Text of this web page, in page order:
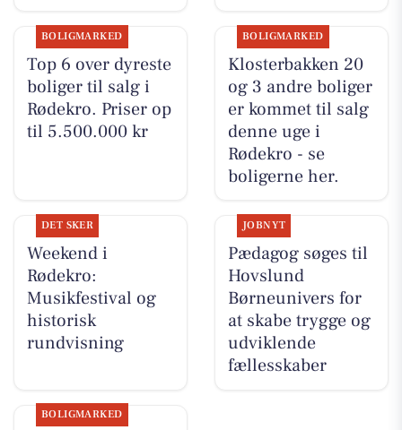
BOLIGMARKED
Top 6 over dyreste
boliger til salg i
Rødekro. Priser op
til 5.500.000 kr
BOLIGMARKED
Klosterbakken 20
og 3 andre boliger
er kommet til salg
denne uge i
Rødekro - se
boligerne her.
DET SKER
Weekend i
Rødekro:
Musikfestival og
historisk
rundvisning
JOBNYT
Pædagog søges til
Hovslund
Børneunivers for
at skabe trygge og
udviklende
fællesskaber
BOLIGMARKED